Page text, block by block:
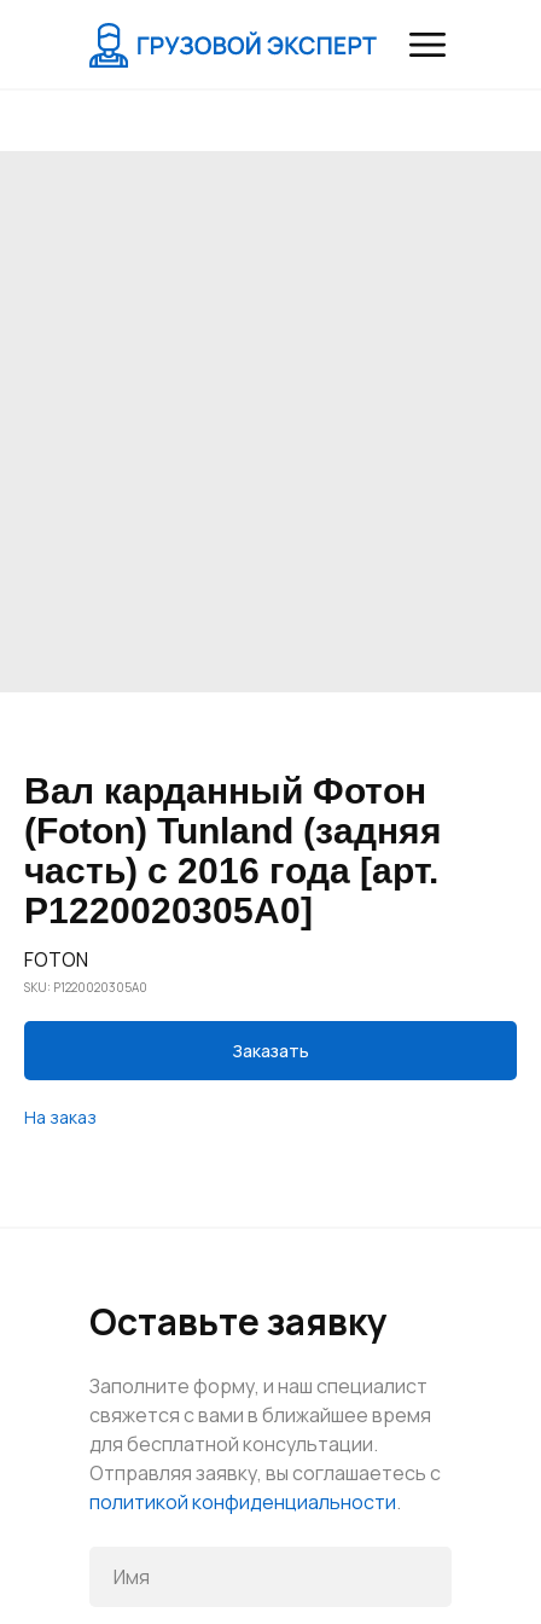
Вал карданный Фотон
(Foton) Tunland (задняя
часть) с 2016 года [арт.
P1220020305A0]
FOTON
SKU: P1220020305A0
Заказать
На заказ
Оставьте заявку
Заполните форму, и наш специалист
свяжется с вами в ближайшее время
для бесплатной консультации.
Отправляя заявку, вы соглашаетесь с
политикой конфиденциальности.